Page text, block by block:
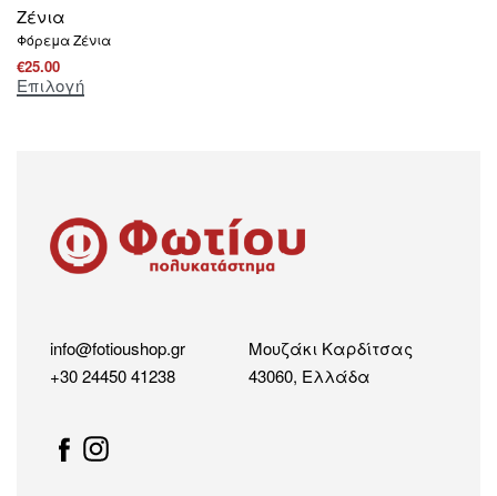
Ζένια
Φόρεμα Zένια
€25.00
Επιλογή
info@fotioushop.gr
+30 24450 41238
Μουζάκι Καρδίτσας
43060, Ελλάδα